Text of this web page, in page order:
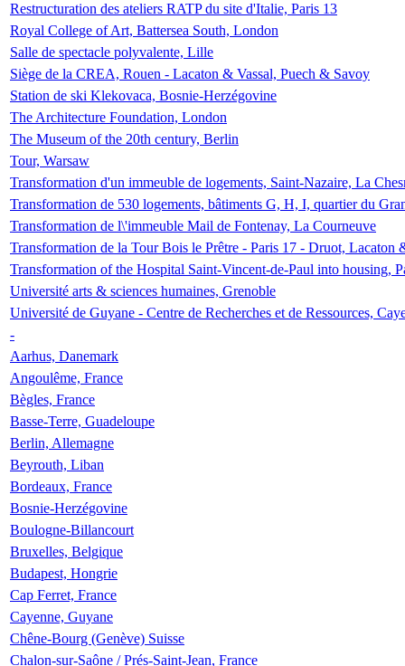
Restructuration des ateliers RATP du site d'Italie, Paris 13
Royal College of Art, Battersea South, London
Salle de spectacle polyvalente, Lille
Siège de la CREA, Rouen - Lacaton & Vassal, Puech & Savoy
Station de ski Klekovaca, Bosnie-Herzégovine
The Architecture Foundation, London
The Museum of the 20th century, Berlin
Tour, Warsaw
Transformation d'un immeuble de logements, Saint-Nazaire, La
Transformation de 530 logements, bâtiments G, H, I, quartier du
Transformation de l\'immeuble Mail de Fontenay, La Courneuve
Transformation de la Tour Bois le Prêtre - Paris 17 - Druot, Lacaton
Transformation of the Hospital Saint-Vincent-de-Paul into housing,
Université arts & sciences humaines, Grenoble
Université de Guyane - Centre de Recherches et de Ressources,
-
Aarhus, Danemark
Angoulême, France
Bègles, France
Basse-Terre, Guadeloupe
Berlin, Allemagne
Beyrouth, Liban
Bordeaux, France
Bosnie-Herzégovine
Boulogne-Billancourt
Bruxelles, Belgique
Budapest, Hongrie
Cap Ferret, France
Cayenne, Guyane
Chêne-Bourg (Genève) Suisse
Chalon-sur-Saône / Prés-Saint-Jean, France